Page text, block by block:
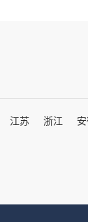
江苏 浙江